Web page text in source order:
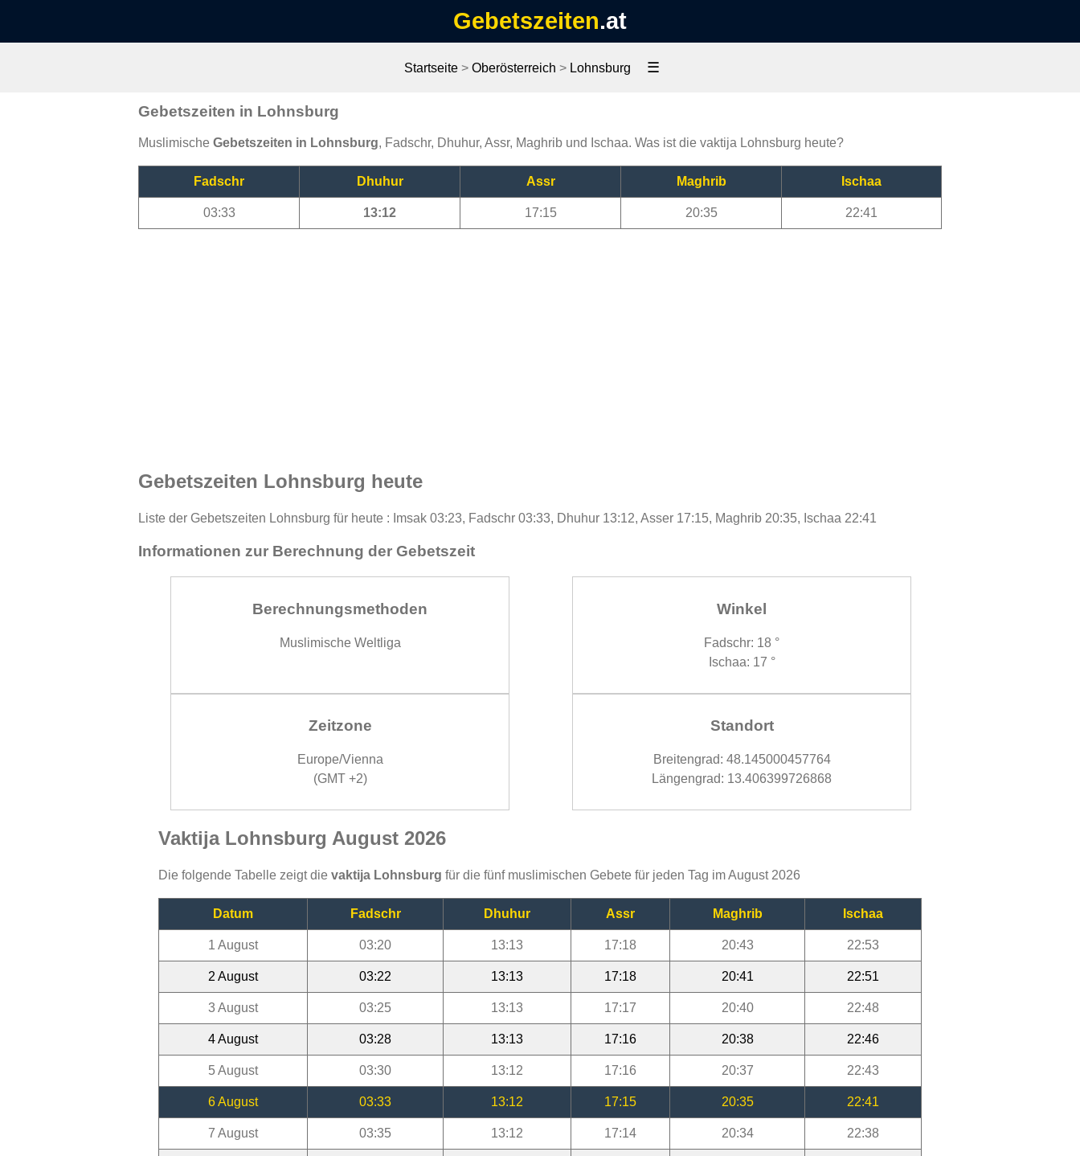
Gebetszeiten.at
Startseite > Oberösterreich > Lohnsburg ☰
Gebetszeiten in Lohnsburg
Muslimische Gebetszeiten in Lohnsburg, Fadschr, Dhuhur, Assr, Maghrib und Ischaa. Was ist die vaktija Lohnsburg heute?
Fadschr Dhuhur Assr Maghrib Ischaa
03:33 13:12 17:15 20:35 22:41
Gebetszeiten Lohnsburg heute
Liste der Gebetszeiten Lohnsburg für heute : Imsak 03:23, Fadschr 03:33, Dhuhur 13:12, Asser 17:15, Maghrib 20:35, Ischaa 22:41
Informationen zur Berechnung der Gebetszeit
Berechnungsmethoden
Muslimische Weltliga
Winkel
Fadschr: 18 °
Ischaa: 17 °
Zeitzone
Europe/Vienna
(GMT +2)
Standort
Breitengrad: 48.145000457764
Längengrad: 13.406399726868
Vaktija Lohnsburg August 2026
Die folgende Tabelle zeigt die vaktija Lohnsburg für die fünf muslimischen Gebete für jeden Tag im August 2026
Datum Fadschr Dhuhur Assr Maghrib Ischaa
1 August 03:20 13:13 17:18 20:43 22:53
2 August 03:22 13:13 17:18 20:41 22:51
3 August 03:25 13:13 17:17 20:40 22:48
4 August 03:28 13:13 17:16 20:38 22:46
5 August 03:30 13:12 17:16 20:37 22:43
6 August 03:33 13:12 17:15 20:35 22:41
7 August 03:35 13:12 17:14 20:34 22:38